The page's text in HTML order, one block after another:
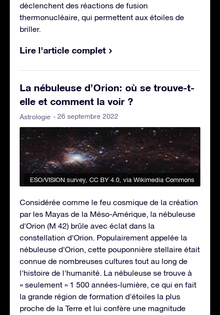
déclenchent des réactions de fusion
thermonucléaire, qui permettent aux étoiles de
briller.
Lire l'article complet
La nébuleuse d’Orion: où se trouve-t-
elle et comment la voir ?
Astrologie - 26 septembre 2022
ESO/VISION survey, CC BY 4.0, via Wikimedia Commons
Considérée comme le feu cosmique de la création
par les Mayas de la Méso-Amérique, la nébuleuse
d'Orion (M 42) brûle avec éclat dans la
constellation d'Orion. Populairement appelée la
nébuleuse d'Orion, cette pouponnière stellaire était
connue de nombreuses cultures tout au long de
l'histoire de l'humanité. La nébuleuse se trouve à
« seulement » 1 500 années-lumière, ce qui en fait
la grande région de formation d'étoiles la plus
proche de la Terre et lui confère une magnitude